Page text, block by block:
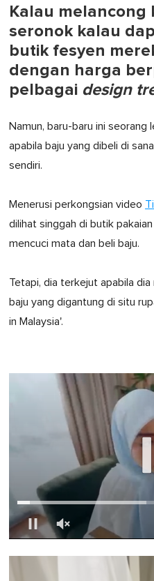
Kalau melancong
seronok kalau
butik fesyen
dengan harga
pelbagai design
Namun, baru-baru ini seorang
apabila baju yang dibeli di
sendiri.
Menerusi perkongsian video
dilihat singgah di butik
mencuci mata dan beli baju.
Tetapi, dia terkejut apabila
baju yang digantung di situ
in Malaysia'.
of